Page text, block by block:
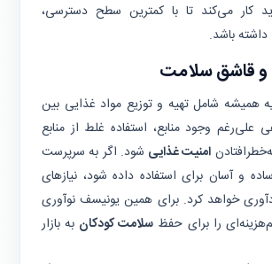
کار می‌کند تا با کمترین سطح دسترسی،
داشته باشد.
و قاشق‌ سلامت
همیشه شامل تهیه و توزیع مواد غذایی بین
علی‌رغم وجود منابع، استفاده غلط از منابع
امنیت‌ غذایی شود. اگر به سرپرست
و آسان برای استفاده داده شود، نیازهای
خواهد کرد. برای همین یونیسف نوآوری
را برای حفظ سلامت کودکان به بازار